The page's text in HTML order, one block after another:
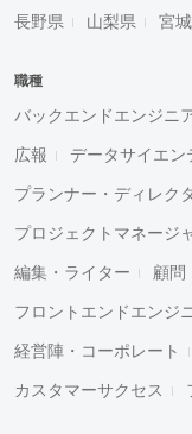
長野県 山梨県 宮
職種
バックエンドエンジニ
広報 データサイエン
プランナー・ディレク
プロジェクトマネージ
編集・ライター 顧問
フロントエンドエンジ
経営陣・コーポレート
カスタマーサクセス